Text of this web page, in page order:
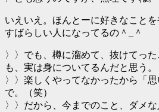
いえいえ。ほんとーに好きなことを
すばらしい人になってるの＾_＾
〉〉でも、樽に溜めて、抜けてっ
も、実は身についてるんだと思う。
〉〉楽しくやってなかったから「
で。（笑）
〉〉だから、今までのこと、ダメ